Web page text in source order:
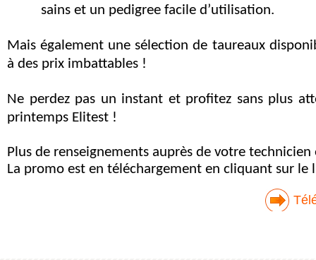
sains et un pedigree facile d’utilisation.
Mais également une sélection de taureaux
à des prix imbattables !
Ne perdez pas un instant et profitez sans plus
printemps Elitest !
Plus de renseignements auprès de votre
La promo est en téléchargement en cliquant sur le